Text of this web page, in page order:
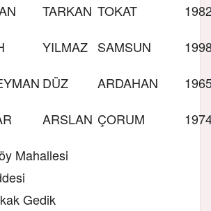
TARKAN TOKAT
YILMAZ SAMSUN
DÜZ ARDAHAN
ARSLAN ÇORUM
Mahallesi
Gedik